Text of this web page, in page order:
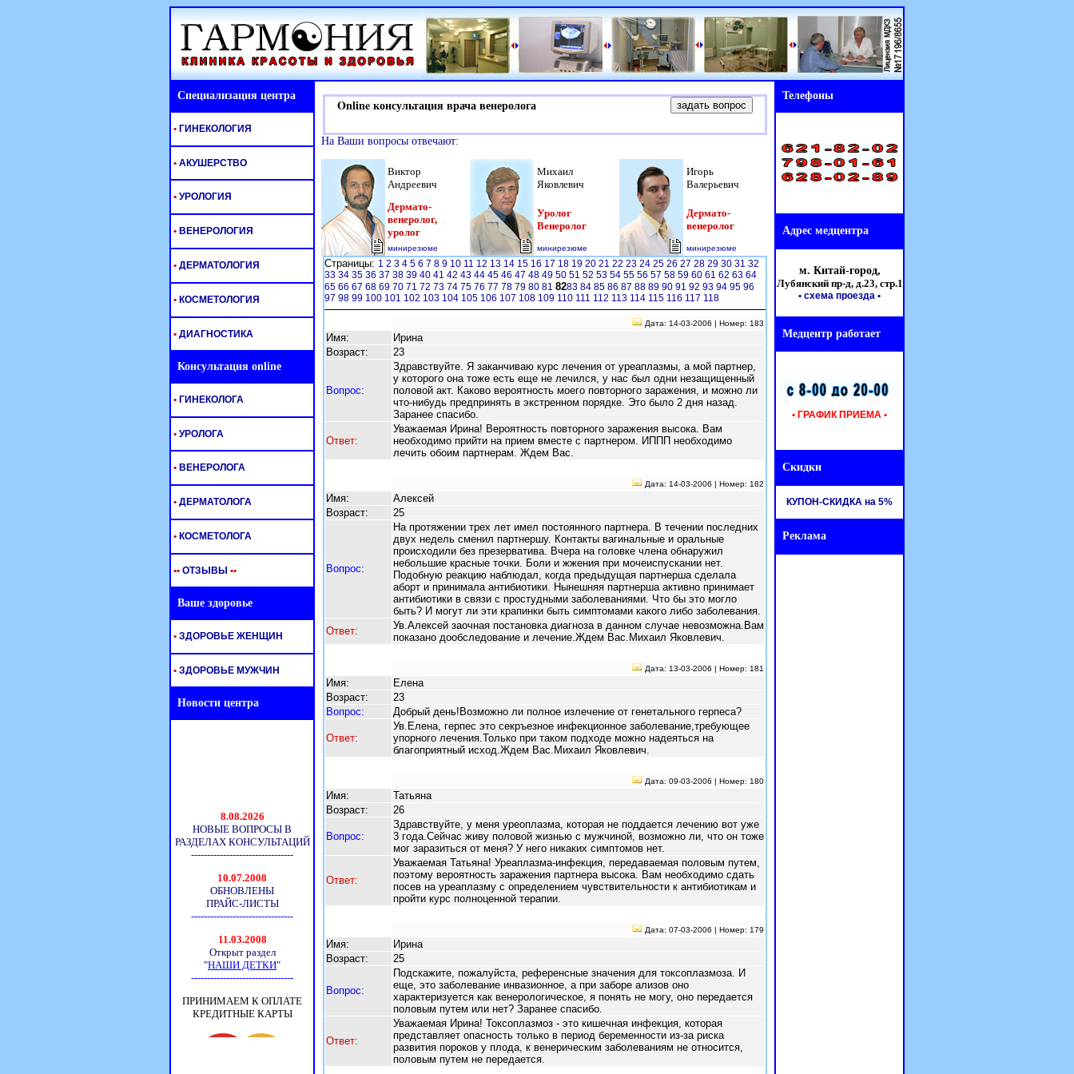
Специализация центра
Online консультация врача венеролога
На Ваши вопросы отвечают:
Виктор
Андреевич
Михаил
Яковлевич
Игорь
Валерьевич
Дермато-
венеролог,
уролог
Уролог
Венеролог
Дермато-
венеролог
минирезюме минирезюме минирезюме
Страницы: 1 2 3 4 5 6 7 8 9 10 11 12 13 14 15 16 17 18 19 20 21 22 23 24 25 26 27 28 29 30 31 32
33 34 35 36 37 38 39 40 41 42 43 44 45 46 47 48 49 50 51 52 53 54 55 56 57 58 59 60 61 62 63 64
65 66 67 68 69 70 71 72 73 74 75 76 77 78 79 80 81 8283 84 85 86 87 88 89 90 91 92 93 94 95 96
97 98 99 100 101 102 103 104 105 106 107 108 109 110 111 112 113 114 115 116 117 118
Дата: 14-03-2006 | Номер: 183
Имя:
Ирина
Возраст:
23
Вопрос:
Здравствуйте. Я заканчиваю курс лечения от уреаплазмы, а мой партнер,
у которого она тоже есть еще не лечился, у нас был одни незащищенный
половой акт. Каково вероятность моего повторного заражения, и можно ли
что-нибудь предпринять в экстренном порядке. Это было 2 дня назад.
Заранее спасибо.
Ответ:
Уважаемая Ирина! Вероятность повторного заражения высока. Вам
необходимо прийти на прием вместе с партнером. ИППП необходимо
лечить обоим партнерам. Ждем Вас.
Дата: 14-03-2006 | Номер: 182
Имя:
Алексей
Возраст:
25
Вопрос:
На протяжении трех лет имел постоянного партнера. В течении последних
двух недель сменил партнершу. Контакты вагинальные и оральные
происходили без презерватива. Вчера на головке члена обнаружил
небольшие красные точки. Боли и жжения при мочеиспускании нет.
Подобную реакцию наблюдал, когда предыдущая партнерша сделала
аборт и принимала антибиотики. Нынешняя партнерша активно принимает
антибиотики в связи с простудными заболеваниями. Что бы это могло
быть? И могут ли эти крапинки быть симптомами какого либо заболевания.
Ответ:
Ув.Алексей заочная постановка диагноза в данном случае невозможна.Вам
показано дообследование и лечение.Ждем Вас.Михаил Яковлевич.
Дата: 13-03-2006 | Номер: 181
Имя:
Елена
Возраст:
23
Вопрос:
Добрый день!Возможно ли полное излечение от генетального герпеса?
Ответ:
Ув.Елена, герпес это секръезное инфекционное заболевание,требующее
упорного лечения.Только при таком подходе можно надеяться на
благоприятный исход.Ждем Вас.Михаил Яковлевич.
Дата: 09-03-2006 | Номер: 180
Имя:
Татьяна
Возраст:
26
Вопрос:
Здравствуйте, у меня уреоплазма, которая не поддается лечению вот уже
3 года.Сейчас живу половой жизнью с мужчиной, возможно ли, что он тоже
мог заразиться от меня? У него никаких симптомов нет.
Ответ:
Уважаемая Татьяна! Уреаплазма-инфекция, передаваемая половым путем,
поэтому вероятность заражения партнера высока. Вам необходимо сдать
посев на уреаплазму с определением чувствительности к антибиотикам и
пройти курс полноценной терапии.
Дата: 07-03-2006 | Номер: 179
Имя:
Ирина
Возраст:
25
Вопрос:
Подскажите, пожалуйста, референсные значения для токсоплазмоза. И
еще, это заболевание инвазионное, а при заборе ализов оно
характеризуется как венерологическое, я понять не могу, оно передается
половым путем или нет? Заранее спасибо.
Ответ:
Уважаемая Ирина! Токсоплазмоз - это кишечная инфекция, которая
представляет опасность только в период беременности из-за риска
развития пороков у плода, к венерическим заболеваниям не относится,
половым путем не передается.
Телефоны
• ГИНЕКОЛОГИЯ
• АКУШЕРСТВО
• УРОЛОГИЯ
• ВЕНЕРОЛОГИЯ Адрес медцентра
• ДЕРМАТОЛОГИЯ
м. Китай-город,
Лубянский пр-д, д.23, стр.1
• схема проезда •
• КОСМЕТОЛОГИЯ
• ДИАГНОСТИКА Медцентр работает
Консультация online
• ГРАФИК ПРИЕМА •
• ГИНЕКОЛОГА
• УРОЛОГА
• ВЕНЕРОЛОГА Скидки
• ДЕРМАТОЛОГА КУПОН-СКИДКА на 5%
• КОСМЕТОЛОГА Реклама
•• ОТЗЫВЫ ••
Ваше здоровье
• ЗДОРОВЬЕ ЖЕНЩИН
• ЗДОРОВЬЕ МУЖЧИН
Новости центра